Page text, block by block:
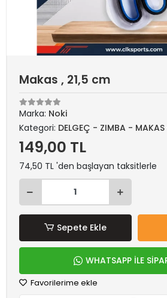
Makas , 21,5 cm
Marka: Noki
Kategori: DELGEÇ - ZIMBA -
149,00 TL
74,50 TL 'den başlayan taksitlerle
Sepete Ekle
WHATSAPP İLE
Favorilerime ekle